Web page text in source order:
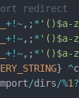
redirect
+!~, ; * '()$a-
+!~, ; * '()$a-
+!~, ; * '()$a-
} ^
/dirs/%1?